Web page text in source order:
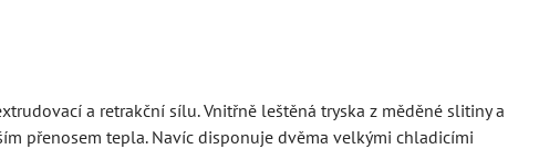
a retrakční sílu. Vnitřně leštěná tryska z měděné slitiny a
přenosem tepla. Navíc disponuje dvěma velkými chladicími